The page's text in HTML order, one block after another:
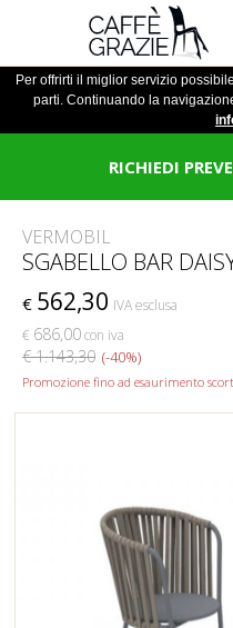
Per offrirti il miglior servizio
parti. Continuando la
RICHIEDI
VERMOBIL
SGABELLO BAR
€ 562,30 IVA esclusa
€ 686,00con iva
€ 1.143,30 (-40%)
Promozione fino ad esaurimento